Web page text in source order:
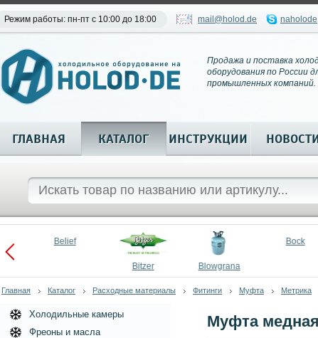
Режим работы: пн-пт с 10:00 до 18:00 mail@holod.de naholode
Продажа и поставка
оборудования по России
промышленных компаний.
ГЛАВНАЯ КАТАЛОГ ИНСТРУКЦИИ
Belief
Bitzer Blowgrana
Bock
Главная Каталог Расходные материалы Фитинги Муфта Метрика
Муфта
Холодильные камеры
Фреоны и масла